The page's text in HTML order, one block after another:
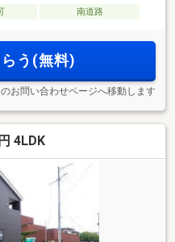
南道路
う(無料)
お問い合わせページへ移動します
4LDK